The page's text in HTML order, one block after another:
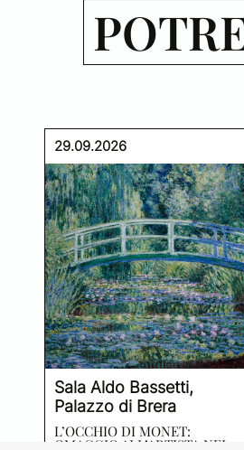
29.09.2026
Sala Aldo Bassetti,
Palazzo di Brera
L’OCCHIO DI MONET:
OMAGGIO ALL’ARTISTA NEL